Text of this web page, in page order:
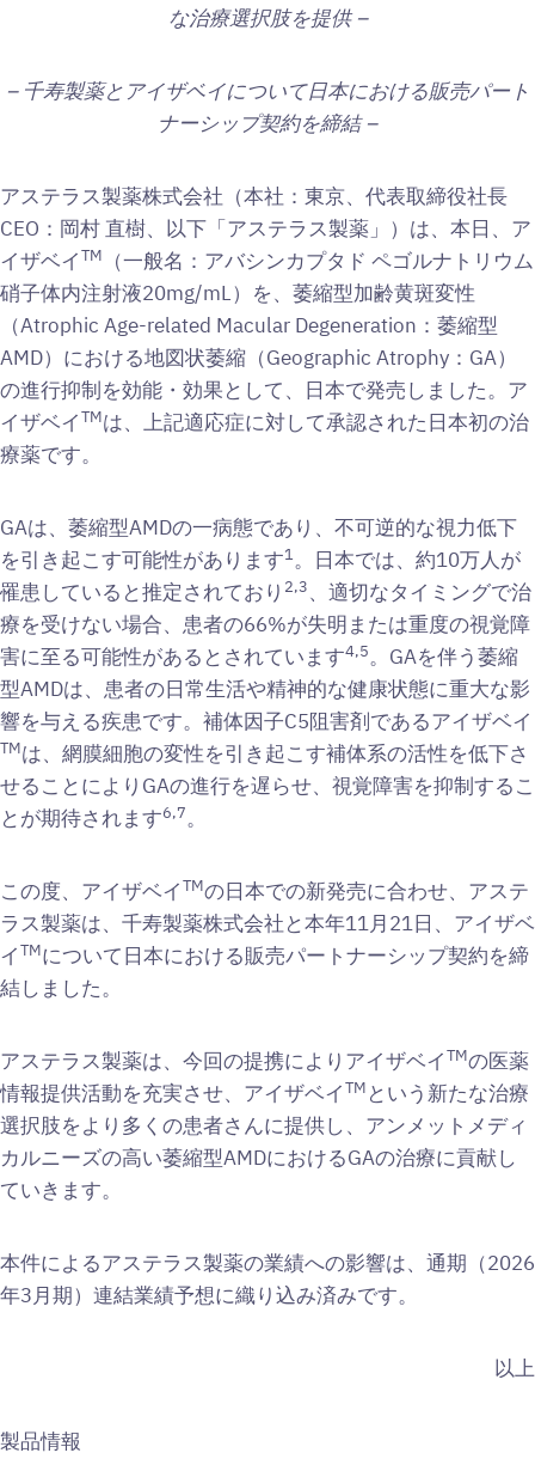
な治療選択肢を提供 –
– 千寿製薬とアイザベイについて日本における販売パート
ナーシップ契約を締結 –
アステラス製薬株式会社（本社：東京、代表取締役社長
CEO：岡村 直樹、以下「アステラス製薬」）は、本日、ア
イザベイTM
（一般名：アバシンカプタド ペゴルナトリウム
硝子体内注射液20mg/mL）を、萎縮型加齢黄斑変性
（Atrophic Age-related Macular Degeneration：萎縮型
AMD）における地図状萎縮（Geographic Atrophy：GA）
の進行抑制を効能・効果として、日本で発売しました。ア
イザベイTMは、上記適応症に対して承認された日本初の治
療薬です。
GAは、萎縮型AMDの一病態であり、不可逆的な視力低下
を引き起こす可能性があります1。日本では、約10万人が
罹患していると推定されており 2,3、適切なタイミングで治
療を受けない場合、患者の66%が失明または重度の視覚障
害に至る可能性があるとされています4,5。GAを伴う萎縮
型AMDは、患者の日常生活や精神的な健康状態に重大な影
響を与える疾患です。補体因子C5阻害剤であるアイザベイ
TMは、網膜細胞の変性を引き起こす補体系の活性を低下さ
せることによりGAの進行を遅らせ、視覚障害を抑制するこ
とが期待されます6,7。
この度、アイザベイTMの日本での新発売に合わせ、アステ
ラス製薬は、千寿製薬株式会社と本年11月21日、アイザベ
イTMについて日本における販売パートナーシップ契約を締
結しました。
アステラス製薬は、今回の提携によりアイザベイTMの医薬
情報提供活動を充実させ、アイザベイTM という新たな治療
選択肢をより多くの患者さんに提供し、アンメットメディ
カルニーズの高い萎縮型AMDにおけるGAの治療に貢献し
ていきます。
本件によるアステラス製薬の業績への影響は、通期（2026
年3月期）連結業績予想に織り込み済みです。
以上
製品情報